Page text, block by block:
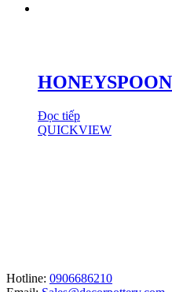
Đọc tiếp
QUICKVIEW
Hotline: 0906686210